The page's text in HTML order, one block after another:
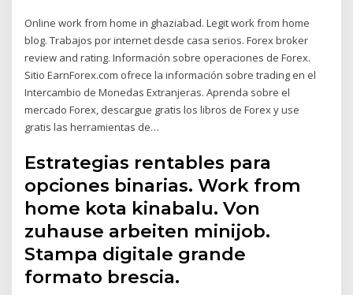
Online work from home in ghaziabad. Legit work from home
blog. Trabajos por internet desde casa serios. Forex broker
review and rating. Información sobre operaciones de Forex.
Sitio EarnForex.com ofrece la información sobre trading en el
Intercambio de Monedas Extranjeras. Aprenda sobre el
mercado Forex, descargue gratis los libros de Forex y use
gratis las herramientas de…
Estrategias rentables para
opciones binarias. Work from
home kota kinabalu. Von
zuhause arbeiten minijob.
Stampa digitale grande
formato brescia.